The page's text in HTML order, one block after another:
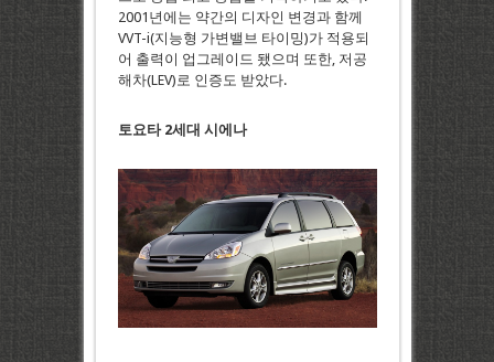
2001년에는 약간의 디자인 변경과 함께
VVT-i(지능형 가변밸브 타이밍)가 적용되
어 출력이 업그레이드 됐으며 또한, 저공
해차(LEV)로 인증도 받았다.
토요타 2세대 시에나